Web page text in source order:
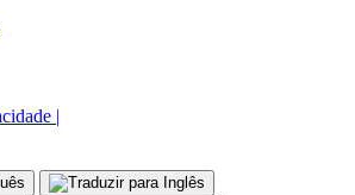
|